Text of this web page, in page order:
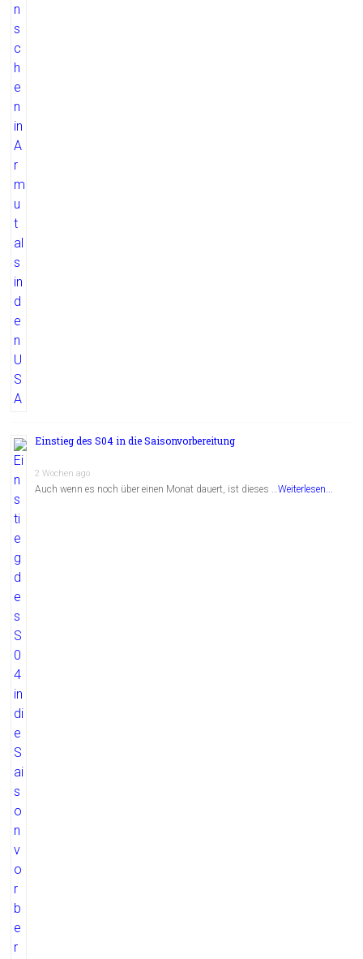
Einstieg des S04 in die Saisonvorbereitung
2 Wochen ago
Auch wenn es noch über einen Monat dauert, ist dieses …Weiterlesen...